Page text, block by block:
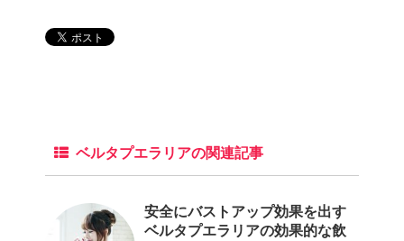
ベルタプエラリアの関連記事
安全にバストアップ効果を出す
ベルタプエラリアの効果的な飲